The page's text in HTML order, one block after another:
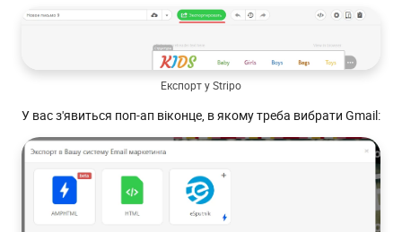
Експорт у Stripo
У вас з'явиться поп-ап віконце, в якому треба вибрати Gmail: